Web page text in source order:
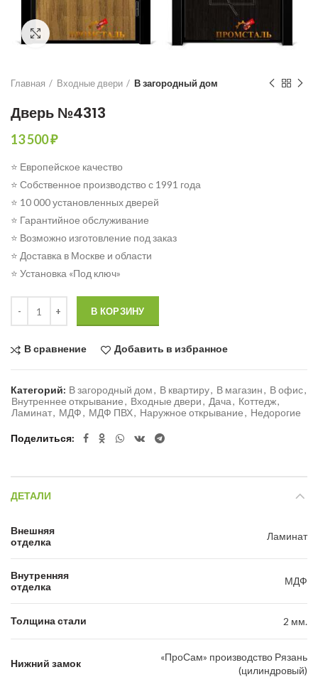
Click to enlarge
Главная Входные двери В загородный дом
Дверь №4313
13 500₽
⭐ Европейское качество
⭐ Собственное производство с 1991 года
⭐ 10 000 установленных дверей
⭐ Гарантийное обслуживание
⭐ Возможно изготовление под заказ
⭐ Доставка в Москве и области
⭐ Установка «Под ключ»
В КОРЗИНУ
В сравнение Добавить в избранное
Категорий: В загородный дом, В квартиру, В магазин, В офис,
Внутреннее открывание, Входные двери, Дача, Коттедж,
Ламинат, МДФ, МДФ ПВХ, Наружное открывание, Недорогие
Поделиться
ДЕТАЛИ
Внешняя
отделка
Ламинат
Внутренняя
отделка
МДФ
Толщина стали 2 мм.
Нижний замок
«ПроСам» производство Рязань
(цилиндровый)